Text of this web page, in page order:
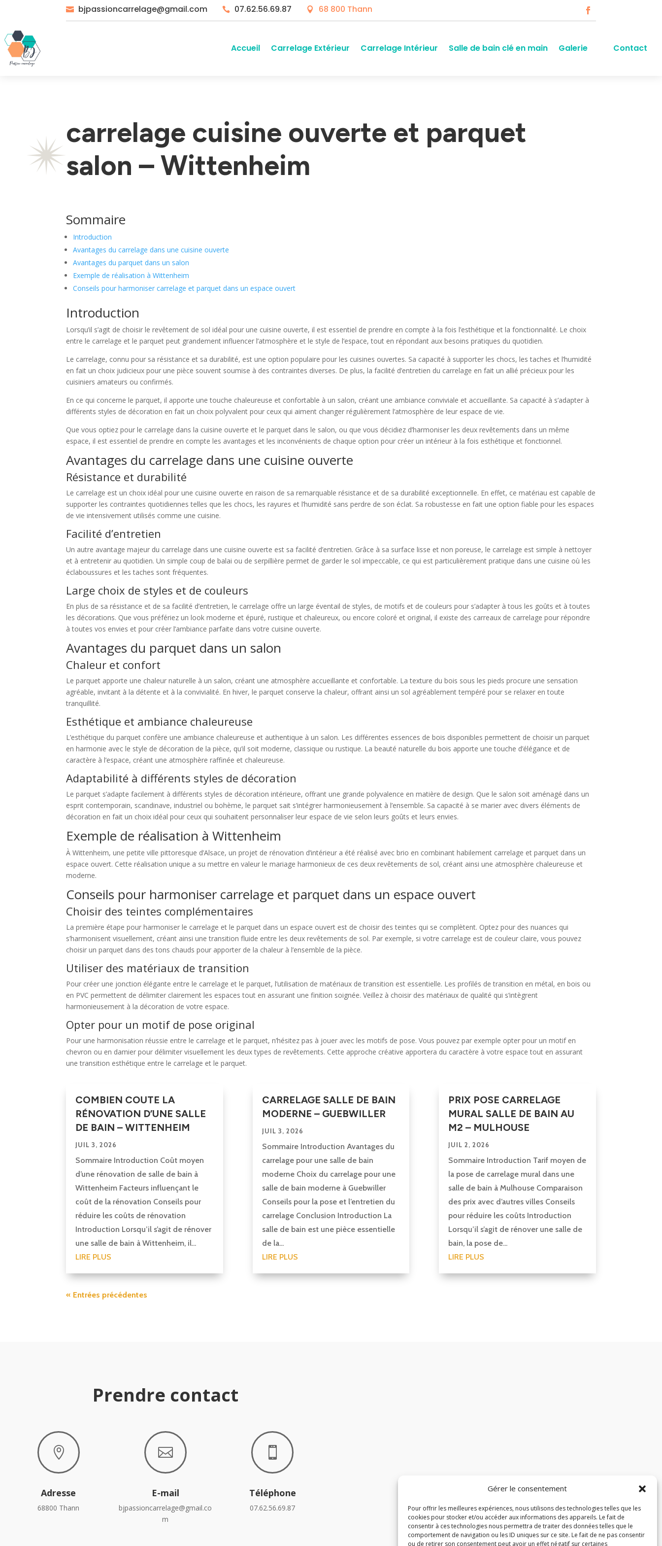
Gérer le consentement
Pour offrir les meilleures expériences, nous utilisons des technologies telles que les
cookies pour stocker et/ou accéder aux informations des appareils. Le fait de
consentir à ces technologies nous permettra de traiter des données telles que le
comportement de navigation ou les ID uniques sur ce site. Le fait de ne pas consentir
ou de retirer son consentement peut avoir un effet négatif sur certaines
 bjpassioncarrelage@gmail.com  07.62.56.69.87  68 800 Thann
Accueil Carrelage Extérieur Carrelage Intérieur Salle de bain clé en main Galerie Contact
carrelage cuisine ouverte et parquet
salon – Wittenheim
Sommaire
Introduction
Avantages du carrelage dans une cuisine ouverte
Avantages du parquet dans un salon
Exemple de réalisation à Wittenheim
Conseils pour harmoniser carrelage et parquet dans un espace ouvert
Introduction
Lorsqu’il s’agit de choisir le revêtement de sol idéal pour une cuisine ouverte, il est essentiel de prendre en compte à la fois l’esthétique et la fonctionnalité. Le choix
entre le carrelage et le parquet peut grandement influencer l’atmosphère et le style de l’espace, tout en répondant aux besoins pratiques du quotidien.
Le carrelage, connu pour sa résistance et sa durabilité, est une option populaire pour les cuisines ouvertes. Sa capacité à supporter les chocs, les taches et l’humidité
en fait un choix judicieux pour une pièce souvent soumise à des contraintes diverses. De plus, la facilité d’entretien du carrelage en fait un allié précieux pour les
cuisiniers amateurs ou confirmés.
En ce qui concerne le parquet, il apporte une touche chaleureuse et confortable à un salon, créant une ambiance conviviale et accueillante. Sa capacité à s’adapter à
différents styles de décoration en fait un choix polyvalent pour ceux qui aiment changer régulièrement l’atmosphère de leur espace de vie.
Que vous optiez pour le carrelage dans la cuisine ouverte et le parquet dans le salon, ou que vous décidiez d’harmoniser les deux revêtements dans un même
espace, il est essentiel de prendre en compte les avantages et les inconvénients de chaque option pour créer un intérieur à la fois esthétique et fonctionnel.
Avantages du carrelage dans une cuisine ouverte
Résistance et durabilité
Le carrelage est un choix idéal pour une cuisine ouverte en raison de sa remarquable résistance et de sa durabilité exceptionnelle. En effet, ce matériau est capable de
supporter les contraintes quotidiennes telles que les chocs, les rayures et l’humidité sans perdre de son éclat. Sa robustesse en fait une option fiable pour les espaces
de vie intensivement utilisés comme une cuisine.
Facilité d’entretien
Un autre avantage majeur du carrelage dans une cuisine ouverte est sa facilité d’entretien. Grâce à sa surface lisse et non poreuse, le carrelage est simple à nettoyer
et à entretenir au quotidien. Un simple coup de balai ou de serpillière permet de garder le sol impeccable, ce qui est particulièrement pratique dans une cuisine où les
éclaboussures et les taches sont fréquentes.
Large choix de styles et de couleurs
En plus de sa résistance et de sa facilité d’entretien, le carrelage offre un large éventail de styles, de motifs et de couleurs pour s’adapter à tous les goûts et à toutes
les décorations. Que vous préfériez un look moderne et épuré, rustique et chaleureux, ou encore coloré et original, il existe des carreaux de carrelage pour répondre
à toutes vos envies et pour créer l’ambiance parfaite dans votre cuisine ouverte.
Avantages du parquet dans un salon
Chaleur et confort
Le parquet apporte une chaleur naturelle à un salon, créant une atmosphère accueillante et confortable. La texture du bois sous les pieds procure une sensation
agréable, invitant à la détente et à la convivialité. En hiver, le parquet conserve la chaleur, offrant ainsi un sol agréablement tempéré pour se relaxer en toute
tranquillité.
Esthétique et ambiance chaleureuse
L’esthétique du parquet confère une ambiance chaleureuse et authentique à un salon. Les différentes essences de bois disponibles permettent de choisir un parquet
en harmonie avec le style de décoration de la pièce, qu’il soit moderne, classique ou rustique. La beauté naturelle du bois apporte une touche d’élégance et de
caractère à l’espace, créant une atmosphère raffinée et chaleureuse.
Adaptabilité à différents styles de décoration
Le parquet s’adapte facilement à différents styles de décoration intérieure, offrant une grande polyvalence en matière de design. Que le salon soit aménagé dans un
esprit contemporain, scandinave, industriel ou bohème, le parquet sait s’intégrer harmonieusement à l’ensemble. Sa capacité à se marier avec divers éléments de
décoration en fait un choix idéal pour ceux qui souhaitent personnaliser leur espace de vie selon leurs goûts et leurs envies.
Exemple de réalisation à Wittenheim
À Wittenheim, une petite ville pittoresque d’Alsace, un projet de rénovation d’intérieur a été réalisé avec brio en combinant habilement carrelage et parquet dans un
espace ouvert. Cette réalisation unique a su mettre en valeur le mariage harmonieux de ces deux revêtements de sol, créant ainsi une atmosphère chaleureuse et
moderne.
Conseils pour harmoniser carrelage et parquet dans un espace ouvert
Choisir des teintes complémentaires
La première étape pour harmoniser le carrelage et le parquet dans un espace ouvert est de choisir des teintes qui se complètent. Optez pour des nuances qui
s’harmonisent visuellement, créant ainsi une transition fluide entre les deux revêtements de sol. Par exemple, si votre carrelage est de couleur claire, vous pouvez
choisir un parquet dans des tons chauds pour apporter de la chaleur à l’ensemble de la pièce.
Utiliser des matériaux de transition
Pour créer une jonction élégante entre le carrelage et le parquet, l’utilisation de matériaux de transition est essentielle. Les profilés de transition en métal, en bois ou
en PVC permettent de délimiter clairement les espaces tout en assurant une finition soignée. Veillez à choisir des matériaux de qualité qui s’intègrent
harmonieusement à la décoration de votre espace.
Opter pour un motif de pose original
Pour une harmonisation réussie entre le carrelage et le parquet, n’hésitez pas à jouer avec les motifs de pose. Vous pouvez par exemple opter pour un motif en
chevron ou en damier pour délimiter visuellement les deux types de revêtements. Cette approche créative apportera du caractère à votre espace tout en assurant
une transition esthétique entre le carrelage et le parquet.
COMBIEN COUTE LA
RÉNOVATION D’UNE SALLE
DE BAIN – WITTENHEIM
JUIL 3, 2026
Sommaire Introduction Coût moyen
d’une rénovation de salle de bain à
Wittenheim Facteurs influençant le
coût de la rénovation Conseils pour
réduire les coûts de rénovation
Introduction Lorsqu’il s’agit de rénover
une salle de bain à Wittenheim, il...
LIRE PLUS
CARRELAGE SALLE DE BAIN
MODERNE – GUEBWILLER
JUIL 3, 2026
Sommaire Introduction Avantages du
carrelage pour une salle de bain
moderne Choix du carrelage pour une
salle de bain moderne à Guebwiller
Conseils pour la pose et l’entretien du
carrelage Conclusion Introduction La
salle de bain est une pièce essentielle
de la...
LIRE PLUS
PRIX POSE CARRELAGE
MURAL SALLE DE BAIN AU
M2 – MULHOUSE
JUIL 2, 2026
Sommaire Introduction Tarif moyen de
la pose de carrelage mural dans une
salle de bain à Mulhouse Comparaison
des prix avec d’autres villes Conseils
pour réduire les coûts Introduction
Lorsqu’il s’agit de rénover une salle de
bain, la pose de...
LIRE PLUS
« Entrées précédentes
Prendre contact

Adresse
68800 Thann

E-mail
bjpassioncarrelage@gmail.co
m

Téléphone
07.62.56.69.87